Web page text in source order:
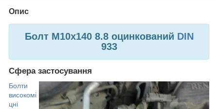
Опис
Болт М10х140 8.8 оцинкований DIN
933
Сфера застосування
Болти
високомі
цні